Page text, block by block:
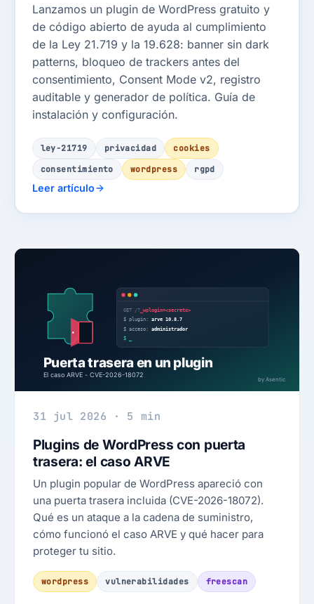
Lanzamos un plugin de WordPress gratuito y
de código abierto de ayuda al cumplimiento
de la Ley 21.719 y la 19.628: banner sin dark
patterns, bloqueo de trackers antes del
consentimiento, Consent Mode v2, registro
auditable y generador de política. Guía de
instalación y configuración.
ley-21719 privacidad
cookies
consentimiento
wordpress rgpd
Leer artículo
31 jul 2026 · 5 min
Plugins de WordPress con puerta
trasera: el caso ARVE
Un plugin popular de WordPress apareció con
una puerta trasera incluida (CVE-2026-18072).
Qué es un ataque a la cadena de suministro,
cómo funcionó el caso ARVE y qué hacer para
proteger tu sitio.
wordpress vulnerabilidades freescan